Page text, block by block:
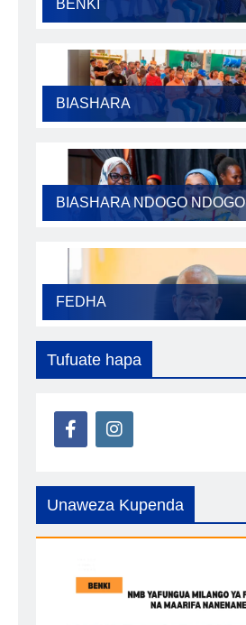
BENKI
BIASHARA
BIASHARA NDOGO NDOGO
FEDHA
Tufuate hapa
Unaweza Kupenda